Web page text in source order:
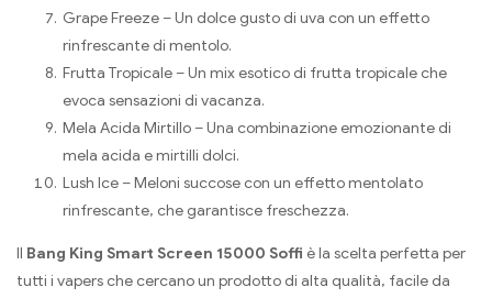
Grape Freeze – Un dolce gusto di uva con un effetto
rinfrescante di mentolo.
Frutta Tropicale – Un mix esotico di frutta tropicale che
evoca sensazioni di vacanza.
Mela Acida Mirtillo – Una combinazione emozionante di
mela acida e mirtilli dolci.
Lush Ice – Meloni succose con un effetto mentolato
rinfrescante, che garantisce freschezza.
Il Bang King Smart Screen 15000 Soffi è la scelta perfetta per
tutti i vapers che cercano un prodotto di alta qualità, facile da